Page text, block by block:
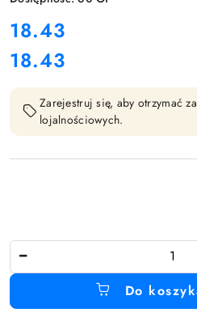
cena:
18.43
Cena:
18.43
Zarejestruj się, aby otrzymać
lojalnościowych.
Do